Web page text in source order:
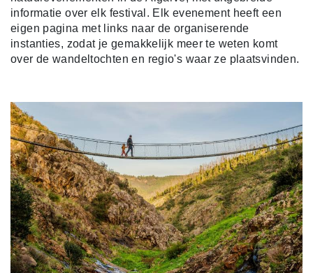
informatie over elk festival. Elk evenement heeft een
eigen pagina met links naar de organiserende
instanties, zodat je gemakkelijk meer te weten komt
over de wandeltochten en regio's waar ze plaatsvinden.